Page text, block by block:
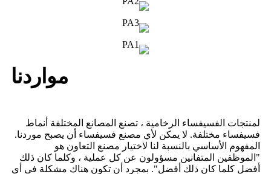
مواردنا
لمنتجات الفسيفساء الرخامية ، تصنع المصانع المختلفة أنماط
فسيفساء مختلفة. لا يمكن لأي مصنع فسيفساء أن يصبح موردنا.
المفهوم الأساسي بالنسبة لنا لاختيار مصنع التعاون هو
"الموظفين المتفانين مسؤولون عن كل عملية ، وكلما كان ذلك
أفضل كلما كان ذلك أفضل". بمجرد أن تكون هناك مشكلة في أي